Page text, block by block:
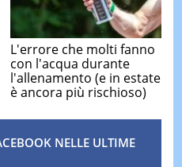
L'errore che molti fanno
con l'acqua durante
l'allenamento (e in estate
è ancora più rischioso)
NELLE ULTIME